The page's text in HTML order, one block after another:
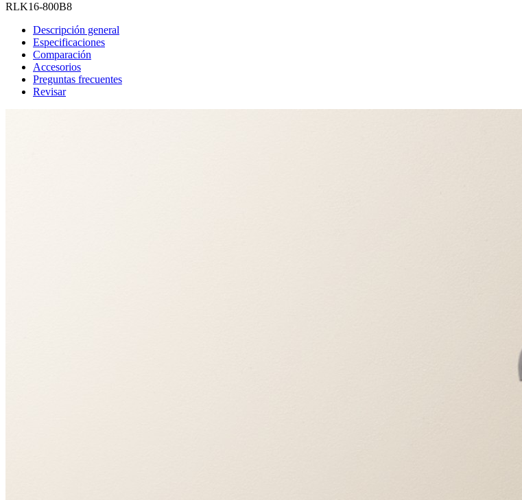
RLK16-800B8
Descripción general
Especificaciones
Comparación
Accesorios
Preguntas frecuentes
Revisar